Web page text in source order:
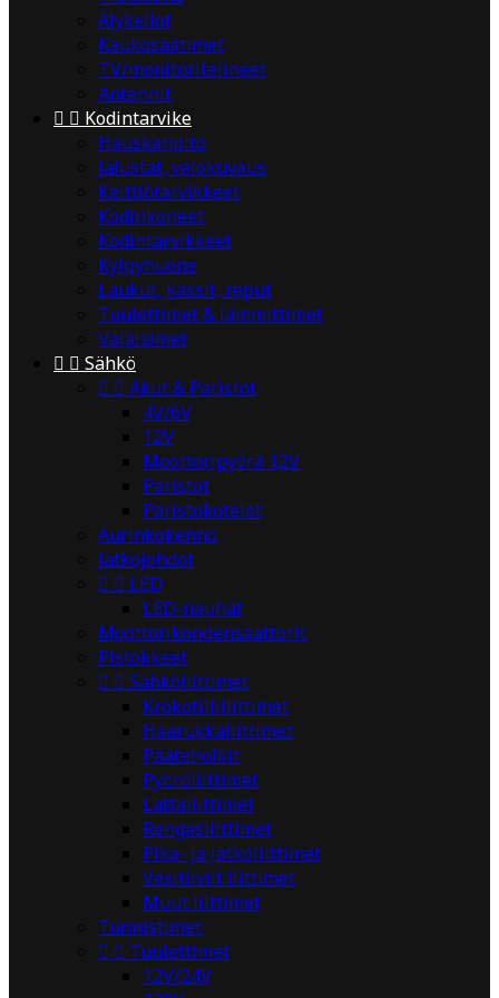
Älykellot
Kaukosäätimet
TV/monitoritelineet
Antennit
  Kodintarvike
Hauskanpito
Jalustat, valokuvaus
Keittiötarvikkeet
Kodinkoneet
Kodintarvikkeet
Kylpyhuone
Laukut, kassit, reput
Tuulettimet & lämmittimet
Valaisimet
  Sähkö
  Akut & Paristot
4V/6V
12V
Moottoripyörä 12V
Paristot
Paristokotelot
Aurinkokenno
Jatkojohdot
  LED
LED-nauhat
Moottorikondensaattorit
Pistokkeet
  Sähköliittimet
Krokotiililiittimet
Haarukkaliittimet
Pääteholkit
Pyöröliittimet
Lattaliittimet
Rengasliittimet
Pika- ja jatkoliittimet
Vesitiiviit liittimet
Muut liittimet
Tunnistimet
  Tuulettimet
12V/24V